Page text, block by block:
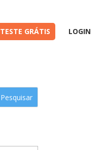
TESTE GRÁTIS LOGIN